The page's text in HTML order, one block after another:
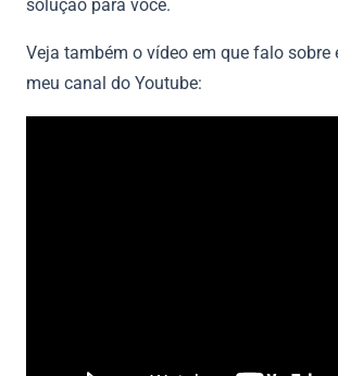
solução para você.
Veja também o vídeo em que falo sobre
meu canal do Youtube: